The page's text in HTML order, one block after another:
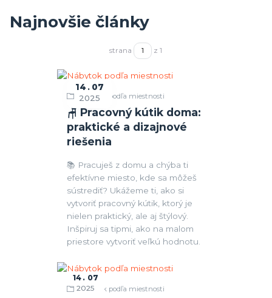
Najnovšie články
strana z 1
🪑 Pracovný kútik doma:
praktické a dizajnové
riešenia
14
07
2025
Nábytok podľa miestnosti
📚 Pracuješ z domu a chýba ti
efektívne miesto, kde sa môžeš
sústrediť? Ukážeme ti, ako si
vytvoriť pracovný kútik, ktorý je
nielen praktický, ale aj štýlový.
Inšpiruj sa tipmi, ako na malom
priestore vytvoriť veľkú hodnotu.
14
07
2025
Nábytok podľa miestnosti